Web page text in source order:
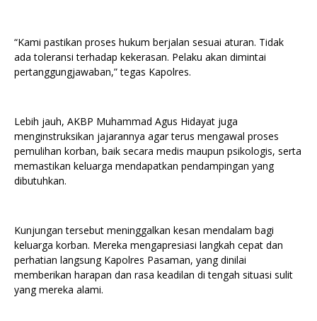
“Kami pastikan proses hukum berjalan sesuai aturan. Tidak
ada toleransi terhadap kekerasan. Pelaku akan dimintai
pertanggungjawaban,” tegas Kapolres.
Lebih jauh, AKBP Muhammad Agus Hidayat juga
menginstruksikan jajarannya agar terus mengawal proses
pemulihan korban, baik secara medis maupun psikologis, serta
memastikan keluarga mendapatkan pendampingan yang
dibutuhkan.
Kunjungan tersebut meninggalkan kesan mendalam bagi
keluarga korban. Mereka mengapresiasi langkah cepat dan
perhatian langsung Kapolres Pasaman, yang dinilai
memberikan harapan dan rasa keadilan di tengah situasi sulit
yang mereka alami.